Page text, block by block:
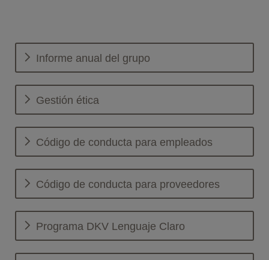
Informe anual del grupo
Gestión ética
Código de conducta para empleados
Código de conducta para proveedores
Programa DKV Lenguaje Claro